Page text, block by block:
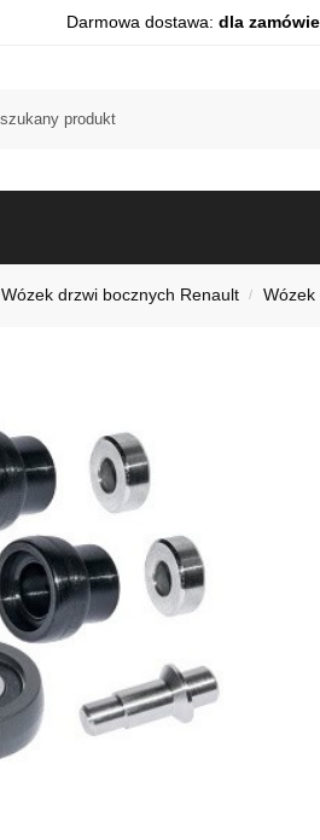
Darmowa dostawa: dla
Wózek drzwi bocznych Renault / Wózek